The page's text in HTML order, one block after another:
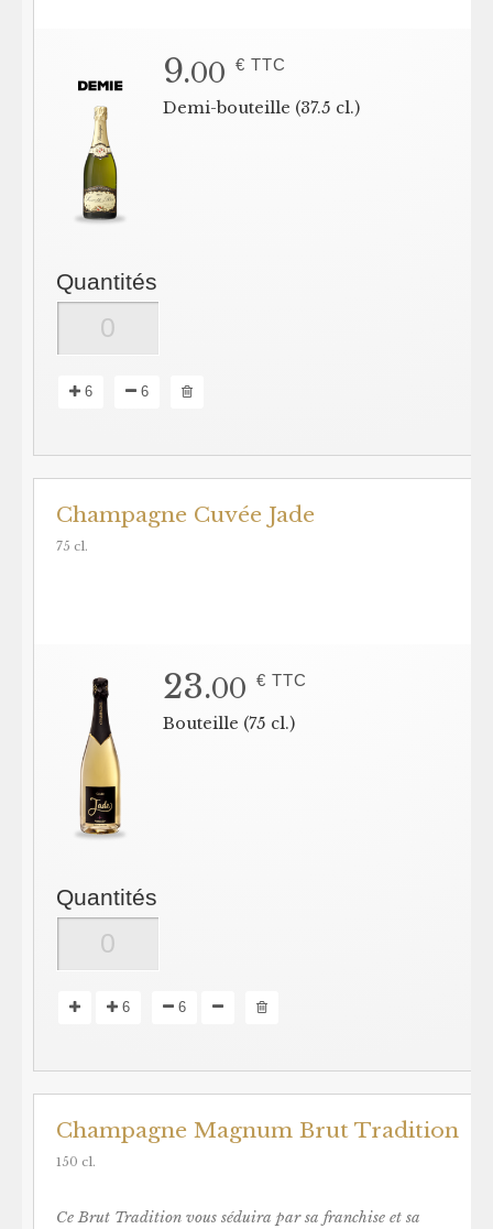
9.00 € TTC
Demi-bouteille (37.5 cl.)
Quantités
6 6
Champagne Cuvée Jade
75 cl.
23.00 € TTC
Bouteille (75 cl.)
Quantités
6 6
Champagne Magnum Brut Tradition
150 cl.
Ce Brut Tradition vous séduira par sa franchise et sa